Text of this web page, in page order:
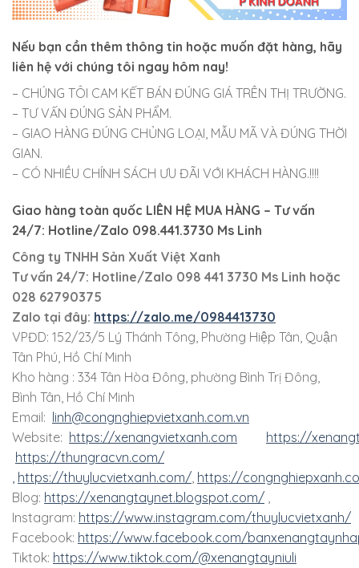
Nếu bạn cần thêm thông tin hoặc muốn đặt hàng, hãy
liên hệ với chúng tôi ngay hôm nay!
– CHÚNG TÔI CAM KẾT BÁN ĐÚNG GIÁ TRÊN THỊ TRƯỜNG.
– TƯ VẤN ĐÚNG SẢN PHẨM.
– GIAO HÀNG ĐÚNG CHỦNG LOẠI, MẪU MÃ VÀ ĐÚNG THỜI
GIAN.
– CÓ NHIỀU CHÍNH SÁCH ƯU ĐÃI VỚI KHÁCH HÀNG.!!!!
Giao hàng toàn quốc LIÊN HỆ MUA HÀNG – Tư vấn
24/7: Hotline/Zalo 098.441.3730 Ms Linh
Công ty TNHH Sản Xuất Việt Xanh
Tư vấn 24/7: Hotline/Zalo 098 441 3730 Ms Linh hoặc
028 62790375
Zalo tại đây: https://zalo.me/0984413730
VPĐD: 152/23/5 Lý Thánh Tông, Phường Hiệp Tân, Quận
Tân Phú, Hồ Chí Minh
Kho hàng : 334 Tân Hòa Đông, phường Bình Trị Đông,
Bình Tân, Hồ Chí Minh
Email: linh@congnghiepvietxanh.com.vn
Website: https://xenangvietxanh.com
https://
https://thungracvn.com/
https://thuylucvietxanh.com/ https://
Blog: https://xenangtaynet.blogspot.com/
Instagram: https://www.instagram.com/thuylucvietxanh/
Facebook: https://www.facebook.com/
Tiktok: https://www.tiktok.com/@xenangtayniuli